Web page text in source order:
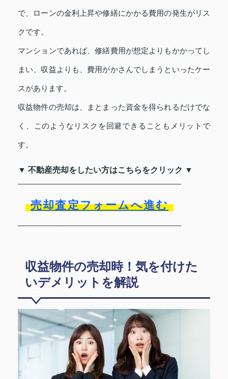
で、ローンの金利上昇や修繕にかかる費用の発生がリス
クです。
マンションであれば、修繕費用が想定よりもかかってし
まい、収益よりも、費用がかさんでしまうといったケー
スがあります。
収益物件の売却は、まとまった資金を得られるだけでな
く、このようなリスクを回避できることもメリットで
す。
▼ 不動産売却をしたい方はこちらをクリック ▼
売却査定フォームへ進む
収益物件の売却時！気を付けた
いデメリットを解説